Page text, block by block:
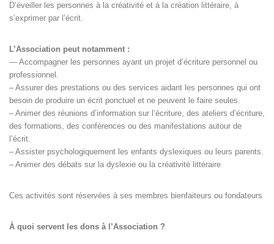
D’éveiller les personnes à la créativité et à la création littéraire, à
s’exprimer par l’écrit.
L’Association peut notamment :
— Accompagner les personnes ayant un projet d’écriture personnel ou
professionnel.
– Assurer des prestations ou des services aidant les personnes qui ont
besoin de produire un écrit ponctuel et ne peuvent le faire seules.
– Animer des réunions d’information sur l’écriture, des ateliers d’écriture,
des formations, des conférences ou des manifestations autour de
l’écrit.
– Assister psychologiquement les enfants dyslexiques ou leurs parents.
– Animer des débats sur la dyslexie ou la créativité littéraire
Ces activités sont réservées à ses membres bienfaiteurs ou fondateurs
À quoi servent les dons à l’Association ?